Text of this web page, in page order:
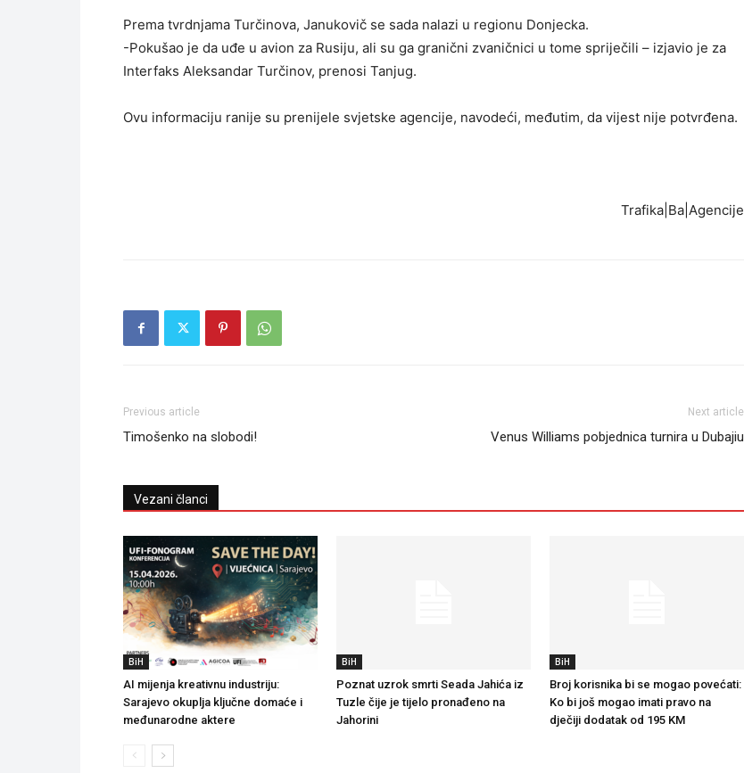
Prema tvrdnjama Turčinova, Janukovič se sada nalazi u regionu Donjecka.
-Pokušao je da uđe u avion za Rusiju, ali su ga granični zvaničnici u tome spriječili – izjavio je za
Interfaks Aleksandar Turčinov, prenosi Tanjug.
Ovu informaciju ranije su prenijele svjetske agencije, navodeći, međutim, da vijest nije potvrđena.
Trafika|Ba|Agencije
Previous article
Timošenko na slobodi!
Next article
Venus Williams pobjednica turnira u Dubajiu
Vezani članci
BiH
AI mijenja kreativnu industriju:
Sarajevo okuplja ključne domaće i
međunarodne aktere
BiH
Poznat uzrok smrti Seada Jahića iz
Tuzle čije je tijelo pronađeno na
Jahorini
BiH
Broj korisnika bi se mogao povećati:
Ko bi još mogao imati pravo na
dječiji dodatak od 195 KM